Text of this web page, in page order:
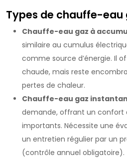
Types de chauffe-eau
Chauffe-eau gaz à
similaire au cumulus
comme source d’énergie. Il
chaude, mais reste
pertes de chaleur.
Chauffe-eau gaz
demande, offrant un confort
importants. Nécessite une
un entretien régulier par un
(contrôle annuel obligatoire).